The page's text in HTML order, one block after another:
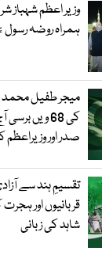
وزیر اعظم شہباز
ہمراہ روضہ
میجر طفیل محمد
کی 68 ویں
صدر اور
تقسیمِ ہند سے
قربانیوں اور
شاہد کی زبانی